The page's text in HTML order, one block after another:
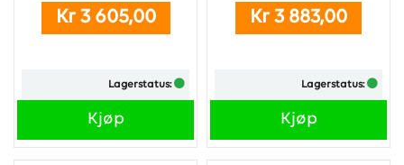
Kr 3 605,00
Lagerstatus:
Kjøp
Kr 3 883,00
Lagerstatus:
Kjøp